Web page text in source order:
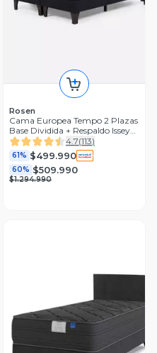
Rosen
Cama Europea Tempo 2 Plazas
Base Dividida + Respaldo Issey
Grafito
4.7(113)
61% $499.990
60% $509.990
$1.294.990